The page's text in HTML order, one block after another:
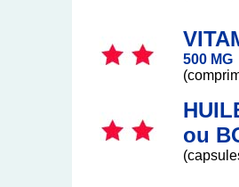
500 MG
ou